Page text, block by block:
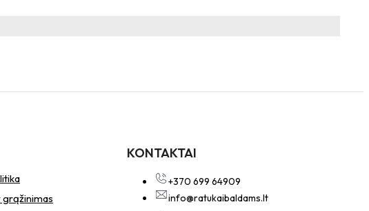
KONTAKTAI
+370 699 64909
info@ratukaibaldams.lt